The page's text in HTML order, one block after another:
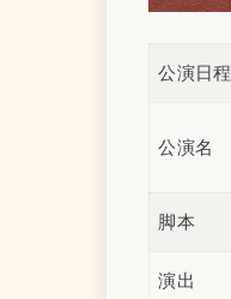
公演日程
公演名
脚本
演出